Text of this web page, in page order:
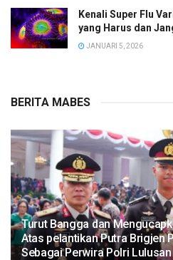
Kenali Super Flu
yang Harus dan
JANUARI 5, 2026
BERITA MABES
Turut Bangga dan
Atas pelantikan Putra Brigjen
Sebagai Perwira Polri Lulusan